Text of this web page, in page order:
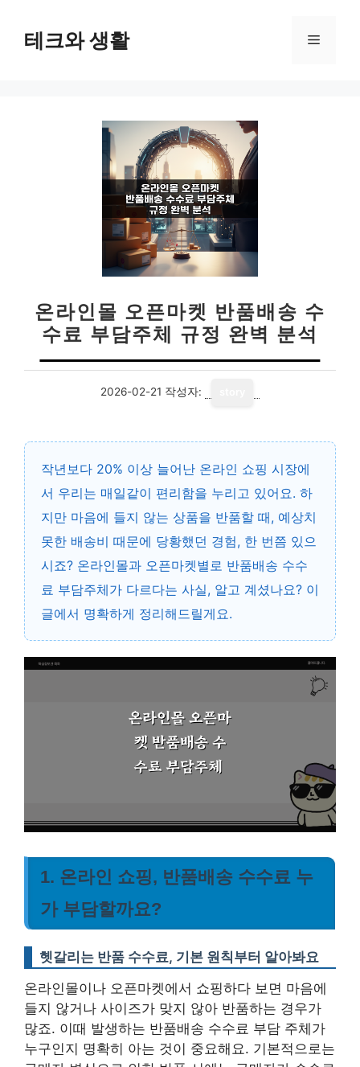
테크와 생활 메
온라인몰 오픈마켓 반품배송 수
수료 부담주체 규정 완벽 분석
2026-02-21 작성자:
작년보다 20% 이상 늘어난 온라인 쇼핑 시장에
서 우리는 매일같이 편리함을 누리고 있어요. 하
지만 마음에 들지 않는 상품을 반품할 때, 예상치
못한 배송비 때문에 당황했던 경험, 한 번쯤 있으
시죠? 온라인몰과 오픈마켓별로 반품배송 수수
료 부담주체가 다르다는 사실, 알고 계셨나요? 이
글에서 명확하게 정리해드릴게요.
1. 온라인 쇼핑, 반품배송 수수료 누
가 부담할까요?
헷갈리는 반품 수수료, 기본 원칙부터 알아봐요
온라인몰이나 오픈마켓에서 쇼핑하다 보면 마음에
들지 않거나 사이즈가 맞지 않아 반품하는 경우가
많죠. 이때 발생하는 반품배송 수수료 부담 주체가
누구인지 명확히 아는 것이 중요해요. 기본적으로는